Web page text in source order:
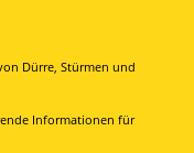
Dürre, Stürmen und
Informationen für